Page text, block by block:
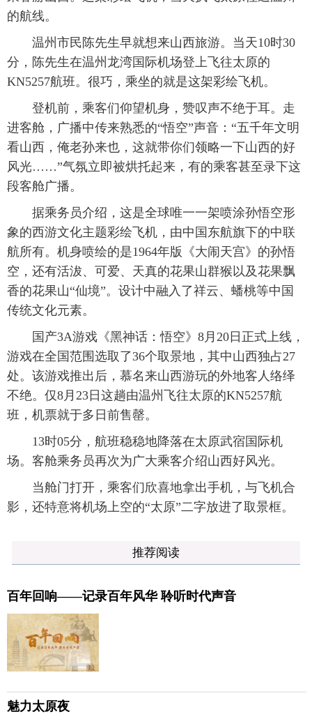
的航线。
温州市民陈先生早就想来山西旅游。当天10时30
分，陈先生在温州龙湾国际机场登上飞往太原的
KN5257航班。很巧，乘坐的就是这架彩绘飞机。
登机前，乘客们仰望机身，赞叹声不绝于耳。走
进客舱，广播中传来熟悉的“悟空”声音：“五千年文明
看山西，俺老孙来也，这就带你们领略一下山西的好
风光……”气氛立即被烘托起来，有的乘客甚至录下这
段客舱广播。
据乘务员介绍，这是全球唯一一架喷涂孙悟空形
象的西游文化主题彩绘飞机，由中国东航旗下的中联
航所有。机身喷绘的是1964年版《大闹天宫》的孙悟
空，还有活沷、可爱、天真的花果山群猴以及花果飘
香的花果山“仙境”。设计中融入了祥云、蟠桃等中国
传统文化元素。
国产3A游戏《黑神话：悟空》8月20日正式上线，
游戏在全国范围选取了36个取景地，其中山西独占27
处。该游戏推出后，慕名来山西游玩的外地客人络绎
不绝。仅8月23日这趟由温州飞往太原的KN5257航
班，机票就于多日前售罄。
13时05分，航班稳稳地降落在太原武宿国际机
场。客舱乘务员再次为广大乘客介绍山西好风光。
当舱门打开，乘客们欣喜地拿出手机，与飞机合
影，还特意将机场上空的“太原”二字放进了取景框。
推荐阅读
百年回响——记录百年风华 聆听时代声音
魅力太原夜